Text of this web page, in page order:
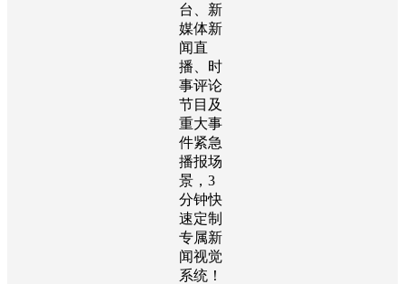
台、新
媒体新
闻直
播、时
事评论
节目及
重大事
件紧急
播报场
景，3
分钟快
速定制
专属新
闻视觉
系统！